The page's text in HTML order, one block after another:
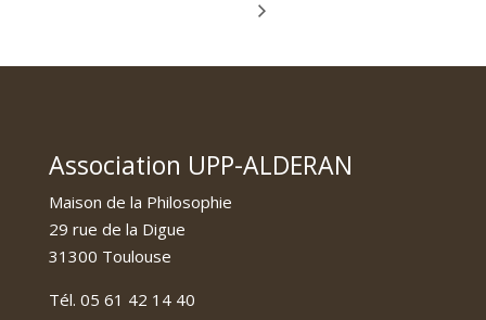
Association UPP-ALDERAN
Maison de la Philosophie
29 rue de la Digue
31300 Toulouse
Tél. 05 61 42 14 40